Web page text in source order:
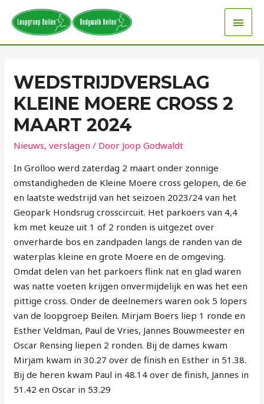
WEDSTRIJDVERSLAG
KLEINE MOERE CROSS 2
MAART 2024
Nieuws,verslagen / Door Joop Godwaldt
In Grolloo werd zaterdag 2 maart onder zonnige
omstandigheden de Kleine Moere cross gelopen, de 6e
en laatste wedstrijd van het seizoen 2023/24 van het
Geopark Hondsrug crosscircuit. Het parkoers van 4,4
km met keuze uit 1 of 2 ronden is uitgezet over
onverharde bos en zandpaden langs de randen van de
waterplas kleine en grote Moere en de omgeving.
Omdat delen van het parkoers flink nat en glad waren
was natte voeten krijgen onvermijdelijk en was het een
pittige cross. Onder de deelnemers waren ook 5 lopers
van de loopgroep Beilen. Mirjam Boers liep 1 ronde en
Esther Veldman, Paul de Vries, Jannes Bouwmeester en
Oscar Rensing liepen 2 ronden. Bij de dames kwam
Mirjam kwam in 30.27 over de finish en Esther in 51.38.
Bij de heren kwam Paul in 48.14 over de finish, Jannes in
51.42 en Oscar in 53.29